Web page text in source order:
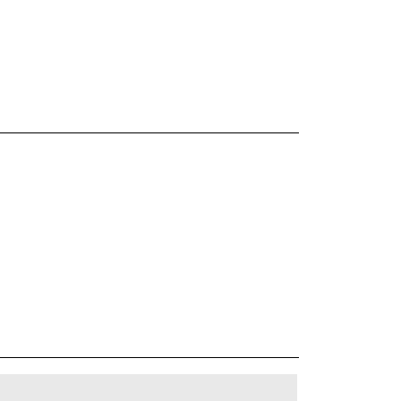
ΚΕΝΤΡΙΚΕΣ ΑΠΟΘΗΚΕΣ